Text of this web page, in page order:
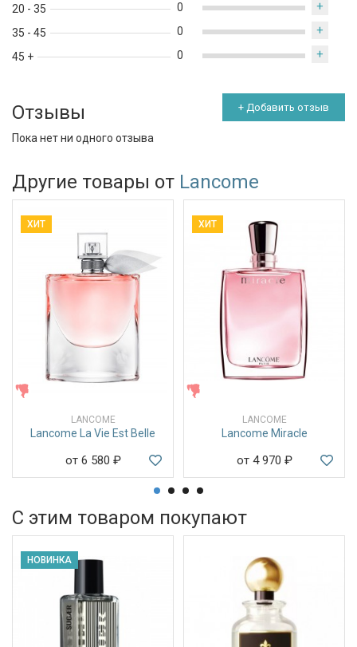
20 - 35
35 - 45
45 +
0 +
0 +
0 +
Отзывы + Добавить отзыв
Пока нет ни одного отзыва
Другие товары от Lancome
ХИТ
LANCOME
Lancome La Vie Est Belle
от 6 580 ₽
ХИТ
LANCOME
Lancome Miracle
от 4 970 ₽
С этим товаром покупают
НОВИНКА